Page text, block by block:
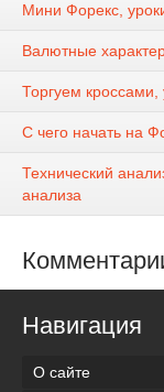
Мини Форекс,
Валютные
Торгуем
С чего начать на
Технический
анализа
Навигация
О сайте